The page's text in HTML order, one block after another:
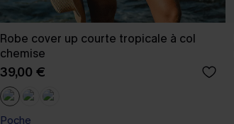
Robe cover up courte tropicale à col
chemise
39,00 €
Poche